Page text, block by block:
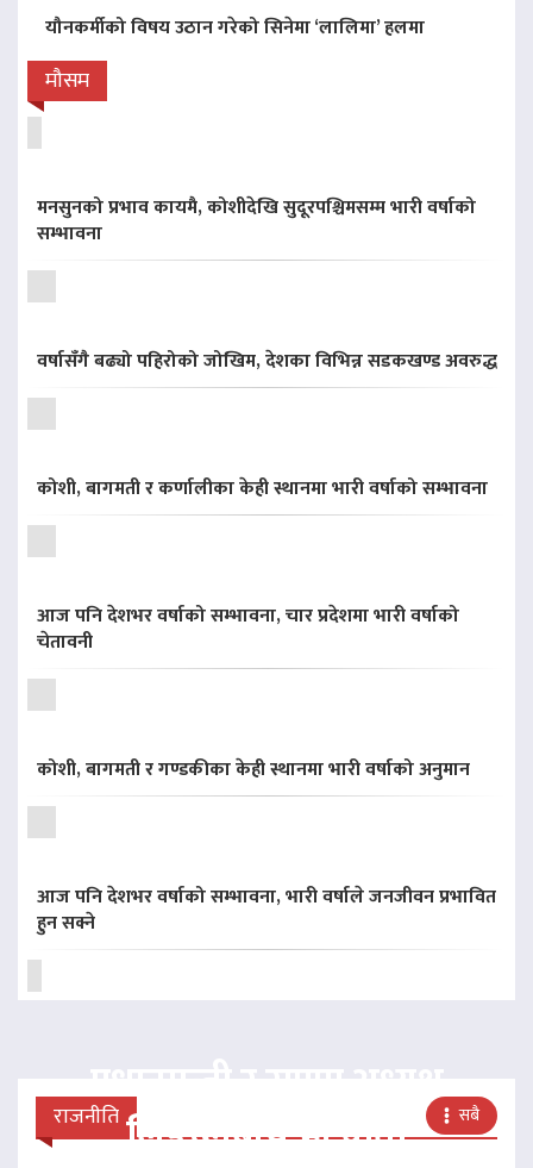
यौनकर्मीको विषय उठान गरेको सिनेमा ‘लालिमा’ हलमा
मौसम
मनसुनको प्रभाव कायमै, कोशीदेखि सुदूरपश्चिमसम्म भारी वर्षाको
सम्भावना
वर्षासँगै बढ्यो पहिरोको जोखिम, देशका विभिन्न सडकखण्ड अवरुद्ध
कोशी, बागमती र कर्णालीका केही स्थानमा भारी वर्षाको सम्भावना
आज पनि देशभर वर्षाको सम्भावना, चार प्रदेशमा भारी वर्षाको
चेतावनी
कोशी, बागमती र गण्डकीका केही स्थानमा भारी वर्षाको अनुमान
आज पनि देशभर वर्षाको सम्भावना, भारी वर्षाले जनजीवन प्रभावित
हुन सक्ने
राजनीति सबै
प्रधानमन्त्री र राप्रपा अध्यक्ष
लिङदेनबीच भेटवार्ता